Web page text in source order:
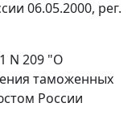
06.05.2000, рег.
N 209 "О
таможенных
России